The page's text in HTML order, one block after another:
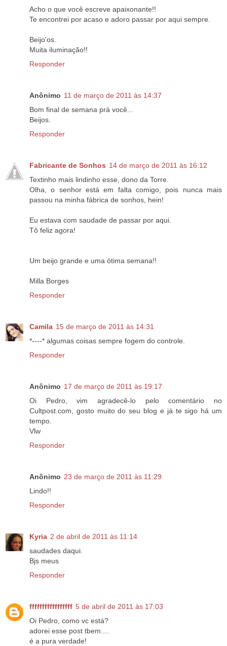
Acho o que você escreve apaixonante!!
Te encontrei por acaso e adoro passar por aqui sempre.
Beijo'os.
Muita iluminação!!
Responder
Anônimo 11 de março de 2011 às 14:37
Bom final de semana prá você...
Beijos.
Responder
Fabricante de Sonhos 14 de março de 2011 às 16:12
Textinho mais lindinho esse, dono da Torre.
Olha, o senhor está em falta comigo, pois nunca mais
passou na minha fábrica de sonhos, hein!
Eu estava com saudade de passar por aqui.
Tô feliz agora!
Um beijo grande e uma ótima semana!!
Milla Borges
Responder
Camila 15 de março de 2011 às 14:31
*----* algumas coisas sempre fogem do controle.
Responder
Anônimo 17 de março de 2011 às 19:17
Oi Pedro, vim agradecê-lo pelo comentário no
Cultpost.com, gosto muito do seu blog e já te sigo há um
tempo.
Vlw
Responder
Anônimo 23 de março de 2011 às 11:29
Lindo!!
Responder
Kyria 2 de abril de 2011 às 11:14
saudades daqui.
Bjs meus
Responder
fffffffffffffffff 5 de abril de 2011 às 17:03
Oi Pedro, como vc está?
adorei esse post tbem....
é a pura verdade!